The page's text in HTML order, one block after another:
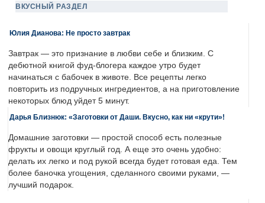
ВКУСНЫЙ РАЗДЕЛ
Юлия Дианова: Не просто завтрак
Завтрак — это признание в любви себе и близким. С
дебютной книгой фуд-блогера каждое утро будет
начинаться с бабочек в животе. Все рецепты легко
повторить из подручных ингредиентов, а на приготовление
некоторых блюд уйдет 5 минут.
Дарья Близнюк: «Заготовки от Даши. Вкусно, как ни «крути»!
Домашние заготовки — простой способ есть полезные
фрукты и овощи круглый год. А еще это очень удобно:
делать их легко и под рукой всегда будет готовая еда. Тем
более баночка угощения, сделанного своими руками, —
лучший подарок.